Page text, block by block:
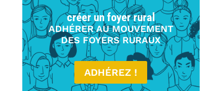
créer un foyer rural
ADHÉRER AU MOUVEMENT
DES FOYERS RURAUX
ADHÉREZ !